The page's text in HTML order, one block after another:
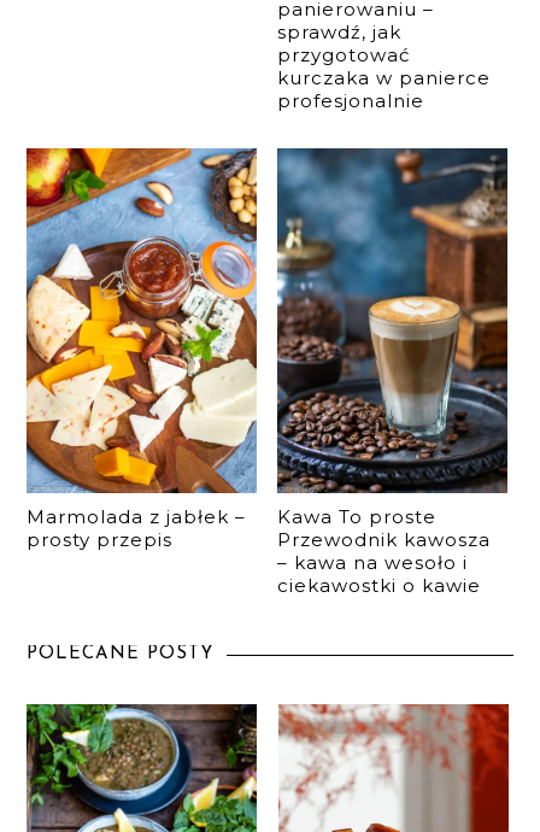
panierowaniu –
sprawdź, jak
przygotować
kurczaka w panierce
profesjonalnie
Marmolada z jabłek –
prosty przepis
Kawa To proste
Przewodnik kawosza
– kawa na wesoło i
ciekawostki o kawie
POLECANE POSTY